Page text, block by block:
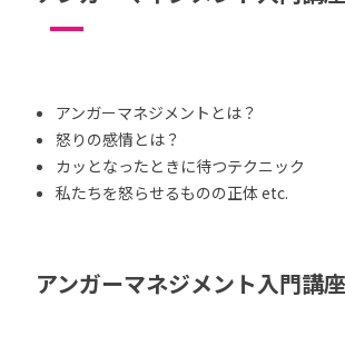
アンガーマネジメントとは？
怒りの感情とは？
カッとなったときに待つテクニック
私たちを怒らせるものの正体 etc.
アンガーマネジメント入門講